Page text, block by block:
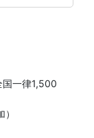
一律1,500